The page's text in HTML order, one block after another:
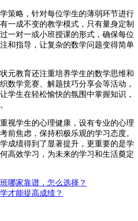
策略，针对每位学生的薄弱环节进行
一成不变的教学模式，只有量身定制
一对一或小班授课的形式，确保每位
和指导，让复杂的数学问题变得简单
元教育还注重培养学生的数学思维和
数学竞赛、解题技巧分享会等活动，
学生在轻松愉快的氛围中掌握知识，
视学生的心理健康，设有专业的心理
前焦虑，保持积极乐观的学习态度。
成绩得到了显著提升，更重要的是学
高效学习，为未来的学习和生活奠定
哪家靠谱，怎么选择？
才能提高成绩？